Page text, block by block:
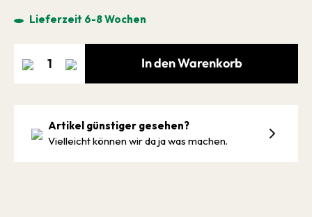
Lieferzeit 6-8 Wochen
In den Warenkorb
Artikel günstiger gesehen?
Vielleicht können wir da ja was machen.